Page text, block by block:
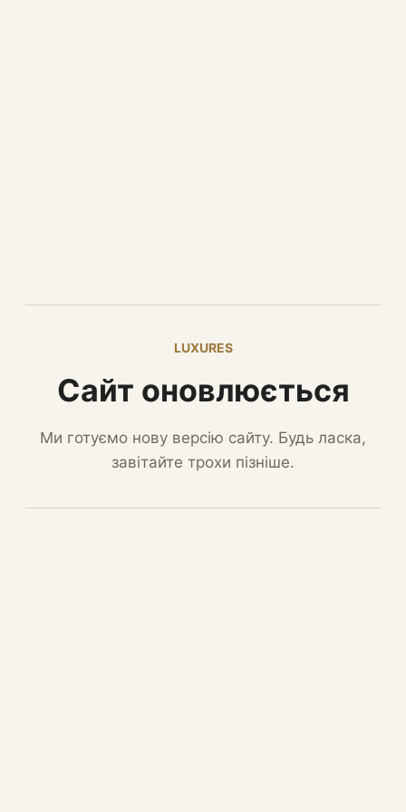
LUXURES
Сайт оновлюється
Ми готуємо нову версію сайту. Будь ласка,
завітайте трохи пізніше.